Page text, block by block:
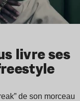
livre ses
de son morceau